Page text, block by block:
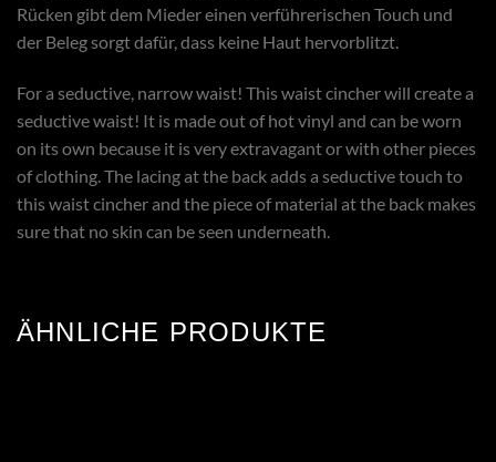
Rücken gibt dem Mieder einen verführerischen Touch und
der Beleg sorgt dafür, dass keine Haut hervorblitzt.
For a seductive, narrow waist! This waist cincher will create a
seductive waist! It is made out of hot vinyl and can be worn
on its own because it is very extravagant or with other pieces
of clothing. The lacing at the back adds a seductive touch to
this waist cincher and the piece of material at the back makes
sure that no skin can be seen underneath.
ÄHNLICHE PRODUKTE